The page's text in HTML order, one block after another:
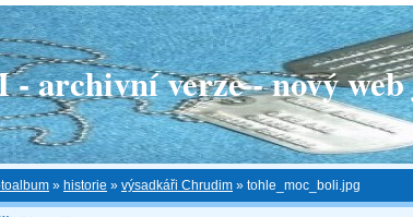
archivní verze - nový web
» historie » výsadkáři Chrudim » tohle_moc_boli.jpg